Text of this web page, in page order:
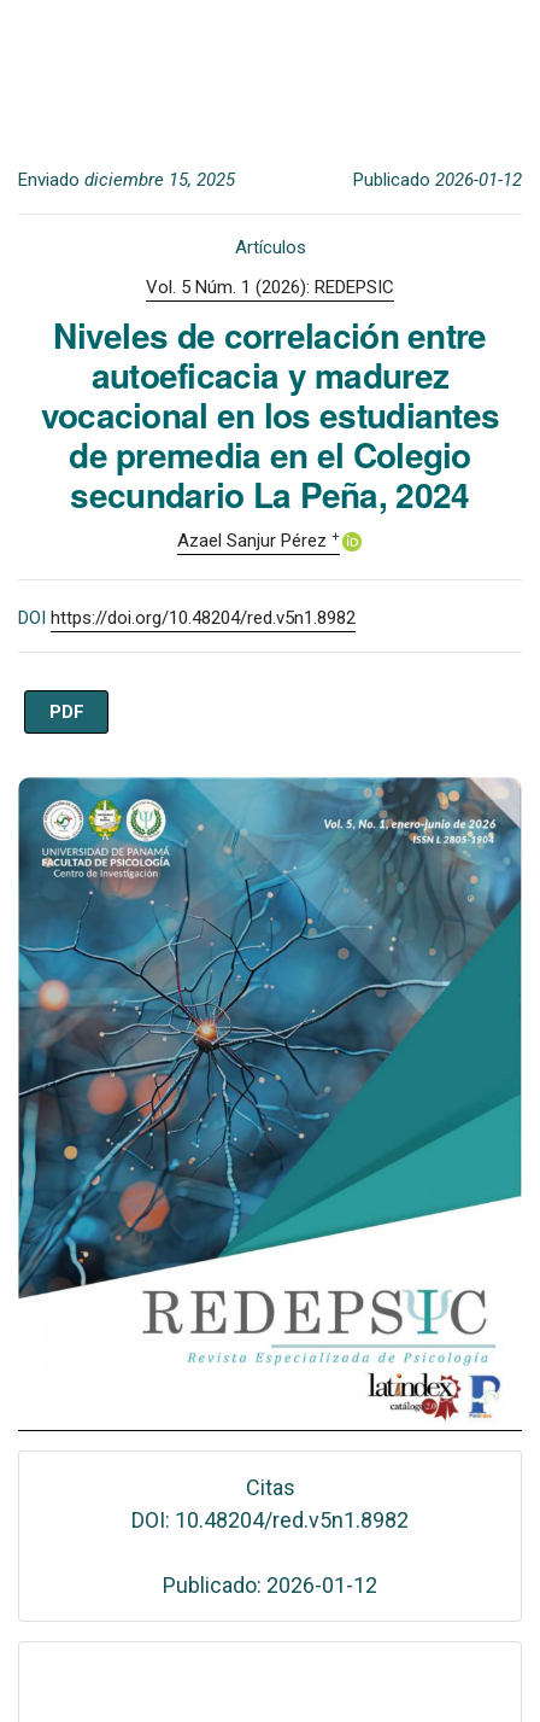
Enviado diciembre 15, 2025 Publicado 2026-01-12
Artículos
Vol. 5 Núm. 1 (2026): REDEPSIC
Niveles de correlación entre
autoeficacia y madurez
vocacional en los estudiantes
de premedia en el Colegio
secundario La Peña, 2024
Azael Sanjur Pérez +
DOI https://doi.org/10.48204/red.v5n1.8982
PDF
Imagen de portada
Citas
DOI: 10.48204/red.v5n1.8982
Publicado: 2026-01-12